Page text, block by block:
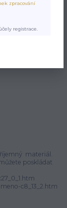
3
materiál.
poskládat
c8_13_2.htm
zpracování
registrace.